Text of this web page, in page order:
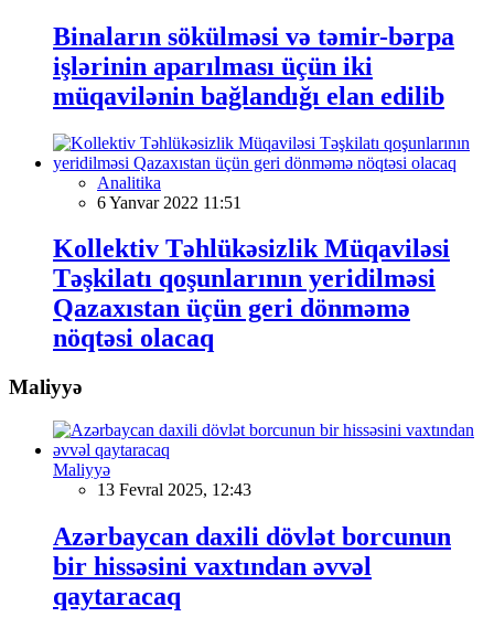
Binaların sökülməsi və təmir-bərpa
işlərinin aparılması üçün iki
müqavilənin bağlandığı elan edilib
Analitika
6 Yanvar 2022 11:51
Kollektiv Təhlükəsizlik Müqaviləsi
Təşkilatı qoşunlarının yeridilməsi
Qazaxıstan üçün geri dönməmə
nöqtəsi olacaq
Maliyyə
Maliyyə
13 Fevral 2025, 12:43
Azərbaycan daxili dövlət borcunun
bir hissəsini vaxtından əvvəl
qaytaracaq